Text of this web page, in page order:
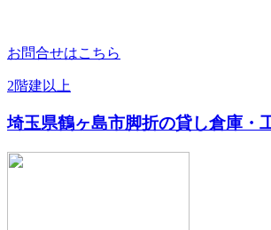
お問合せはこちら
2階建以上
埼玉県鶴ヶ島市脚折の貸し倉庫・